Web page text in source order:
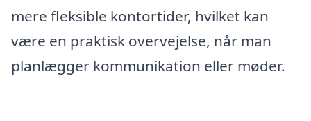
mere fleksible kontortider, hvilket kan
være en praktisk overvejelse, når man
planlægger kommunikation eller møder.